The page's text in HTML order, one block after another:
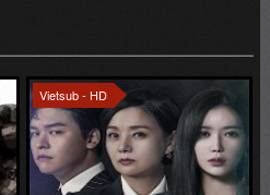
Vietsub - HD